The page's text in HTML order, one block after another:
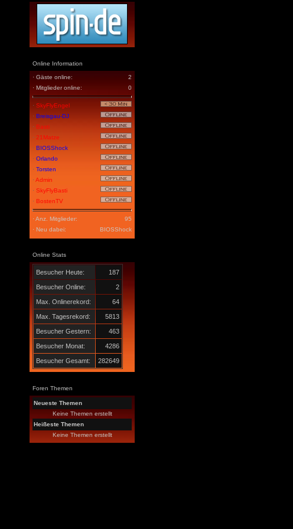
Online Information
· Gäste online:
2
· Mitglieder online:
0
·SkyFlyEngel
·Breisgau-DJ
· Basti
· 21Matze
·BIOSShock
·Orlando
·Torsten
·Admin
·SkyFlyBasti
· BostenTV
· Anz. Mitglieder:
95
· Neu dabei:
BIOSShock
Online Stats
Besucher Heute: 187
Besucher Online: 2
Max. Onlinerekord: 64
Max. Tagesrekord: 5813
Besucher Gestern: 463
Besucher Monat: 4286
Besucher Gesamt: 282649
Foren Themen
Neueste Themen
Keine Themen erstellt
Heißeste Themen
Keine Themen erstellt